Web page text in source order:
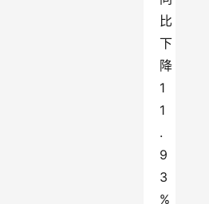
比
下
降
1
1
.
9
3
%